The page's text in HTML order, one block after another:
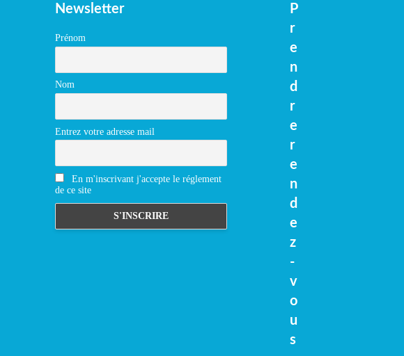
Newsletter
Prénom
Nom
Entrez votre adresse mail
En m'inscrivant j'accepte le réglement
de ce site
P
r
e
n
d
r
e
r
e
n
d
e
z
-
v
o
u
s